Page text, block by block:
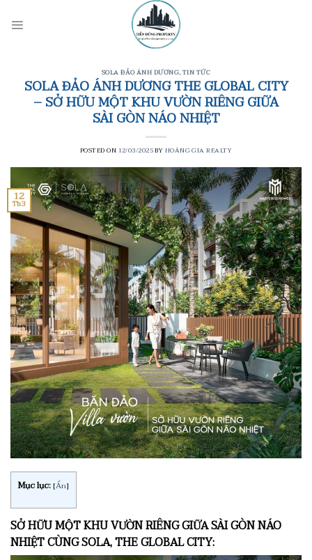
content
SOLA ĐẢO ÁNH DƯƠNG,TIN TỨC
SOLA ĐẢO ÁNH DƯƠNG THE GLOBAL CITY
– SỞ HỮU MỘT KHU VƯỜN RIÊNG GIỮA
SÀI GÒN NÁO NHIỆT
POSTED ON 12/03/2025BYHOÀNG GIA REALTY
12
Th3
Mục lục:[Ẩn]
SỞ HỮU MỘT KHU VƯỜN RIÊNG GIỮA SÀI GÒN NÁO
NHIỆT CÙNG SOLA, THE GLOBAL CITY: